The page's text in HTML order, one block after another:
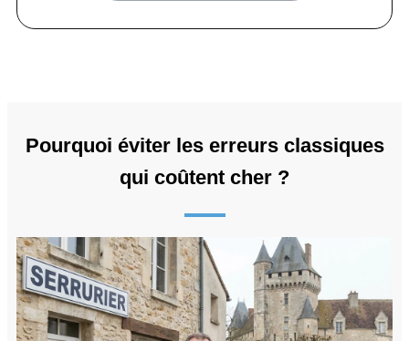
Pourquoi éviter les erreurs classiques
qui coûtent cher ?